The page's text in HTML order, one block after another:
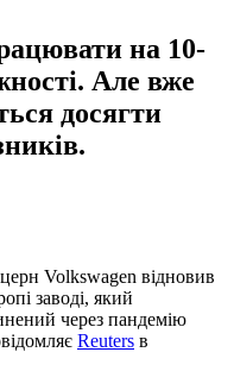
на 10-
Але вже
досягти
Volkswagen відновив
заводі, який
через пандемію
Reuters в